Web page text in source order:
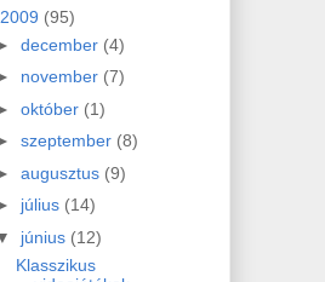
2009 (95)
december (4)
november (7)
október (1)
szeptember (8)
augusztus (9)
július (14)
június (12)
Klasszikus